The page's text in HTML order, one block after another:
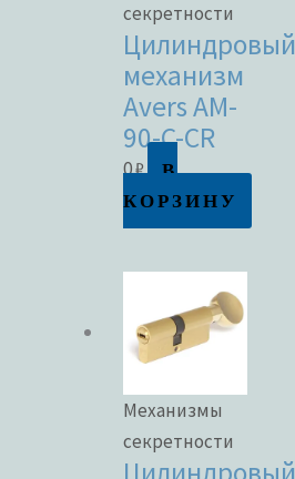
секретности
Цилиндровый
механизм
Avers AM-
90-C-CR
0₽
В
КОРЗИНУ
Механизмы
секретности